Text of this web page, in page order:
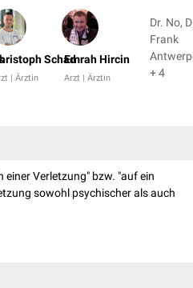
Schad
| Ärztin
Emrah Hircin
Arzt | Ärztin
Dr. No,
Frank
+ 4
einer Verletzung" bzw. "auf ein
sowohl psychischer als auch